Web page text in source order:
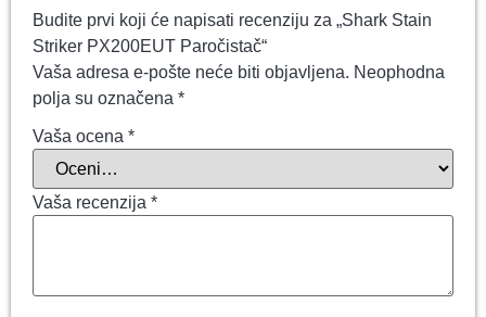
Budite prvi koji će napisati recenziju za „Shark Stain
Striker PX200EUT Paročistač“
Vaša adresa e-pošte neće biti objavljena. Neophodna
polja su označena *
Vaša ocena *
Vaša recenzija *